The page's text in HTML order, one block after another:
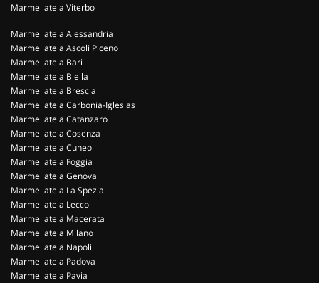
Marmellate a Viterbo
Marmellate a Alessandria
Marmellate a Ascoli Piceno
Marmellate a Bari
Marmellate a Biella
Marmellate a Brescia
Marmellate a Carbonia-Iglesias
Marmellate a Catanzaro
Marmellate a Cosenza
Marmellate a Cuneo
Marmellate a Foggia
Marmellate a Genova
Marmellate a La Spezia
Marmellate a Lecco
Marmellate a Macerata
Marmellate a Milano
Marmellate a Napoli
Marmellate a Padova
Marmellate a Pavia